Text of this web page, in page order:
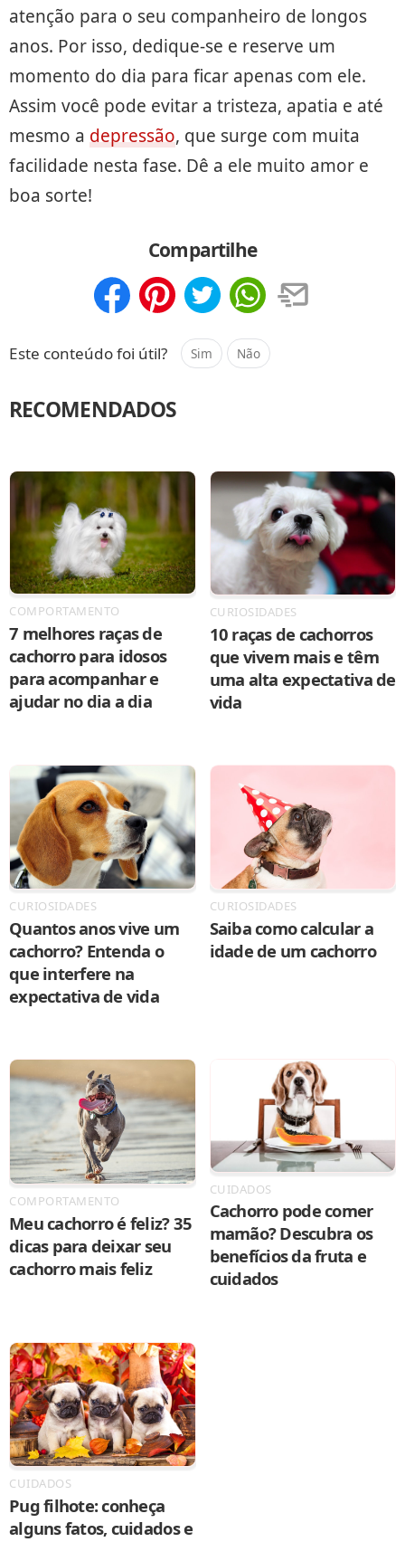
atenção para o seu companheiro de longos
anos. Por isso, dedique-se e reserve um
momento do dia para ficar apenas com ele.
Assim você pode evitar a tristeza, apatia e até
mesmo a depressão, que surge com muita
facilidade nesta fase. Dê a ele muito amor e
boa sorte!
Compartilhe
Este conteúdo foi útil? Sim Não
RECOMENDADOS
COMPORTAMENTO
7 melhores raças de
cachorro para idosos
para acompanhar e
ajudar no dia a dia
CURIOSIDADES
10 raças de cachorros
que vivem mais e têm
uma alta expectativa de
vida
CURIOSIDADES
Quantos anos vive um
cachorro? Entenda o
que interfere na
expectativa de vida
CURIOSIDADES
Saiba como calcular a
idade de um cachorro
COMPORTAMENTO
Meu cachorro é feliz? 35
dicas para deixar seu
cachorro mais feliz
CUIDADOS
Cachorro pode comer
mamão? Descubra os
benefícios da fruta e
cuidados
CUIDADOS
Pug filhote: conheça
alguns fatos, cuidados e